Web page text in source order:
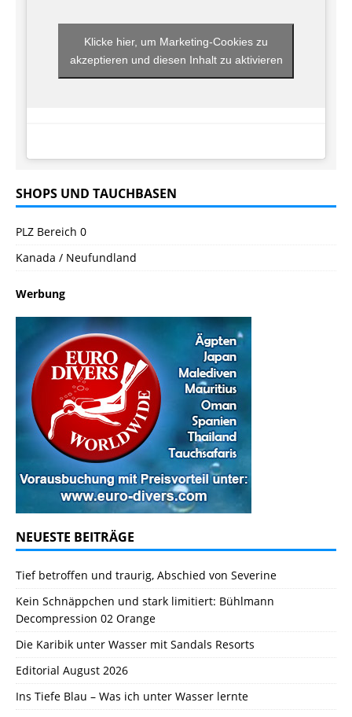
Klicke hier, um Marketing-Cookies zu
akzeptieren und diesen Inhalt zu aktivieren
SHOPS UND TAUCHBASEN
PLZ Bereich 0
Kanada / Neufundland
Werbung
NEUESTE BEITRÄGE
Tief betroffen und traurig, Abschied von Severine
Kein Schnäppchen und stark limitiert: Bühlmann
Decompression 02 Orange
Die Karibik unter Wasser mit Sandals Resorts
Editorial August 2026
Ins Tiefe Blau – Was ich unter Wasser lernte